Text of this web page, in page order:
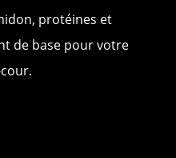
protéines et
de base pour votre